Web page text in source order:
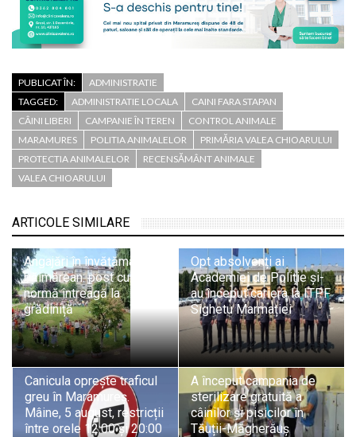
PUBLICAT ÎN:
ADMINISTRATIE
TAGGED:
ADMINISTRATIE LOCALA
CAINI FARA STAPAN
CÂINI LIBERI
CAMPANIE ÎN TEREN
CONTROL ANIMALE
MARAMURES
POLITIA ANIMALELOR
PRIMĂRIA VALEA CHIOARULUI
PROTECTIA ANIMALELOR
RECENSĂMÂNT ANIMALE
VALEA CHIOARULUI
ARTICOLE SIMILARE
Angajări în învățământul
băimărean: post cu
normă întreagă la
grădiniță
Opt absolvenți ai
Academiei de Poliție și-
au început cariera la ITPF
Sighetu Marmației
Canicula oprește traficul
greu în Maramureș.
Mâine, 5 august, restricții
între orele 12:00 și 20:00
A început campania de
sterilizare gratuită a
câinilor și pisicilor în
Tăuții-Măgherăuș